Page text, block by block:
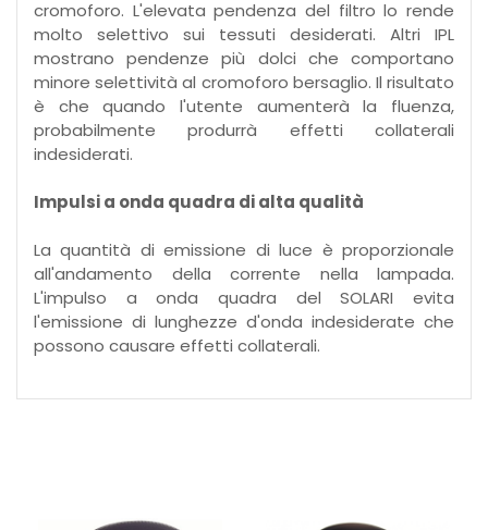
cromoforo. L'elevata pendenza del filtro lo rende
molto selettivo sui tessuti desiderati. Altri IPL
mostrano pendenze più dolci che comportano
minore selettività al cromoforo bersaglio. Il risultato
è che quando l'utente aumenterà la fluenza,
probabilmente produrrà effetti collaterali
indesiderati.
Impulsi a onda quadra di alta qualità
La quantità di emissione di luce è proporzionale
all'andamento della corrente nella lampada.
L'impulso a onda quadra del SOLARI evita
l'emissione di lunghezze d'onda indesiderate che
possono causare effetti collaterali.